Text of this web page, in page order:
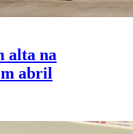
alta na
abril